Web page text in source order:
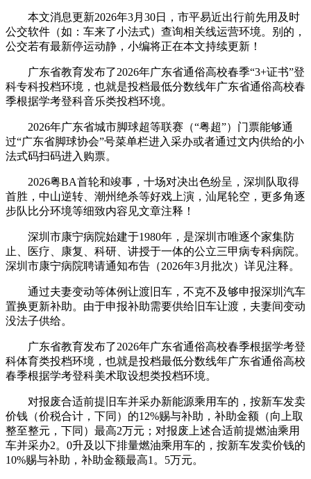
本文消息更新2026年3月30日，市平易近出行前先用及时
公交软件（如：车来了小法式）查询相关线运营环境。别的，
公交若有最新停运动静，小编将正在本文持续更新！
广东省教育发布了2026年广东省通俗高校春季“3+证书”登
科专科投档环境，也就是投档最低分数线年广东省通俗高校春
季根据学考登科音乐类投档环境。
2026年广东省城市脚球超等联赛（“粤超”）门票能够通
过“广东省脚球协会”号菜单栏进入采办或者通过文内供给的小
法式码扫码进入购票。
2026粤BA首轮和竣事，十场对决出色纷呈，深圳队取得
首胜，中山逆转、潮州绝杀等好戏上演，汕尾轮空，更多角逐
步队比分环境等细致内容见文章注释！
深圳市康宁病院始建于1980年，是深圳市唯逐个家集防
止、医疗、康复、科研、讲授于一体的公立三甲病专科病院。
深圳市康宁病院聘请通知布告（2026年3月批次）详见注释。
通过夫妻变动等体例让渡旧车，不克不及够申报深圳汽车
置换更新补助。由于申报补助需要供给旧车让渡，夫妻间变动
没法子供给。
广东省教育发布了2026年广东省通俗高校春季根据学考登
科体育类投档环境，也就是投档最低分数线年广东省通俗高校
春季根据学考登科美术取设想类投档环境。
对报废合适前提旧车并采办新能源乘用车的，按新车发卖
价钱（价税合计，下同）的12%赐与补助，补助金额（向上取
整至整元，下同）最高2万元；对报废上述合适前提燃油乘用
车并采办2。0升及以下排量燃油乘用车的，按新车发卖价钱的
10%赐与补助，补助金额最高1。5万元。